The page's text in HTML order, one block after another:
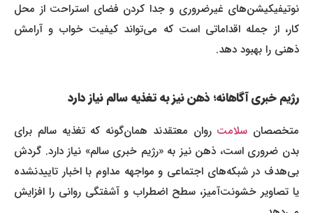
نوتیفیکیشن‌های غیرضروری و جدا کردن فضای استراحت از محل
کار، از جمله اقداماتی است که می‌تواند کیفیت خواب و آرامش
ذهنی را بهبود دهد.
رژیم خبری آگاهانه؛ ذهن نیز به تغذیه سالم نیاز دارد
متخصصانسلامتروان معتقدند همان‌گونه که تغذیه سالم برای
بدن ضروری است، ذهن نیز به «رژیم خبری سالم» نیاز دارد. گردش
بی‌هدف در شبکه‌های اجتماعی و مواجهه مداوم با اخبار تاییدنشده
یا تصاویر خشونت‌آمیز، سطح اضطراب و آشفتگی روانی را افزایش